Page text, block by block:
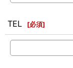
TEL [必須]